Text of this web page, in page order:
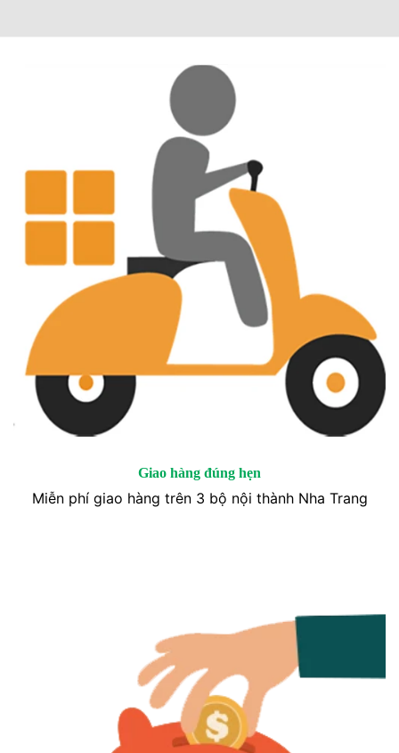
Giao hàng đúng hẹn
Miễn phí giao hàng trên 3 bộ nội thành Nha Trang